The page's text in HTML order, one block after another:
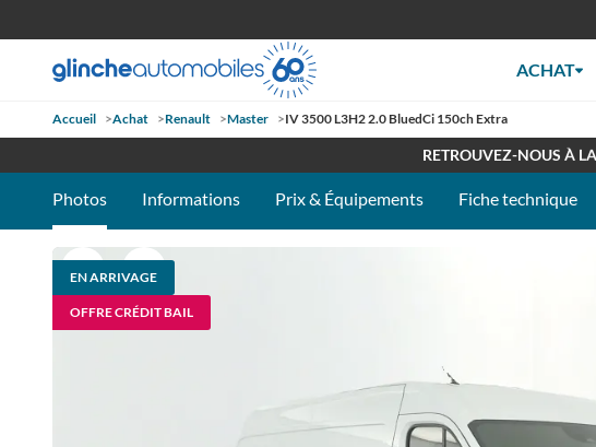
ACHAT
Accueil >Achat >Renault >Master >IV 3500 L3H2 2.0 BluedCi 150ch Extra
RETROUVEZ-NOUS À
OUVERT TOUT L'ÉTÉ
Photos Informations Prix & Équipements Fiche technique
EN ARRIVAGE
OFFRE CRÉDIT BAIL